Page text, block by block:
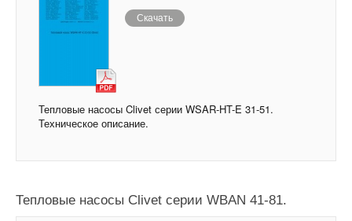
Скачать
Тепловые насосы Clivet серии WSAR-HT-E 31-51.
Техническое описание.
Тепловые насосы Clivet серии WBAN 41-81.